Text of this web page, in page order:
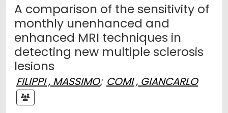
A comparison of the sensitivity of
monthly unenhanced and
enhanced MRI techniques in
detecting new multiple sclerosis
lesions
FILIPPI , MASSIMO; COMI , GIANCARLO